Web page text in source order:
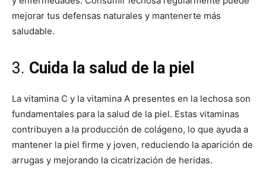
mejorar tus defensas naturales y mantenerte más
saludable.
3. Cuida la salud de la piel
La vitamina C y la vitamina A presentes en la lechosa son
fundamentales para la salud de la piel. Estas vitaminas
contribuyen a la producción de colágeno, lo que ayuda a
mantener la piel firme y joven, reduciendo la aparición de
arrugas y mejorando la cicatrización de heridas.